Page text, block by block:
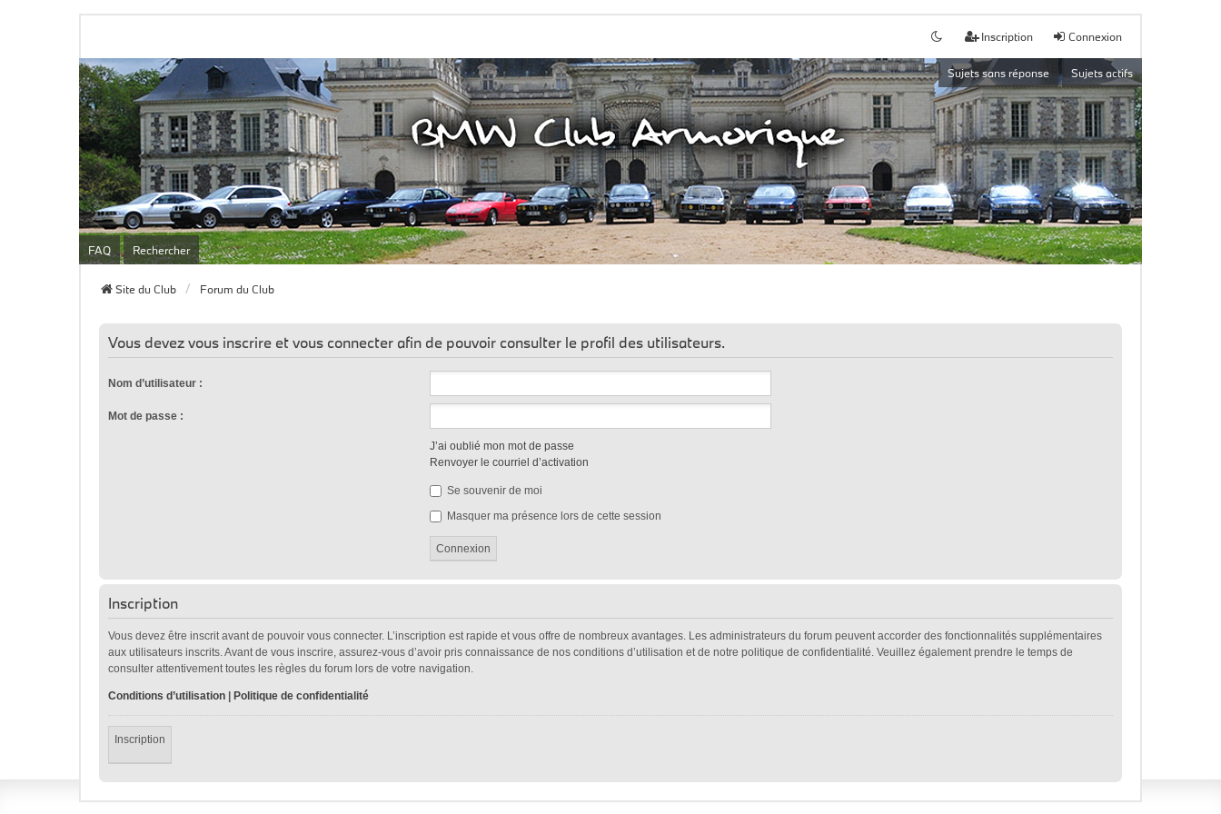
Connexion
Inscription
Sujets sans réponse Sujets actifs
FAQ Rechercher
Site du Club Forum du Club
Vous devez vous inscrire et vous connecter afin de pouvoir consulter le profil des utilisateurs.
Nom d’utilisateur :
Mot de passe :
J’ai oublié mon mot de passe
Renvoyer le courriel d’activation
Se souvenir de moi
Masquer ma présence lors de cette session
Inscription
Vous devez être inscrit avant de pouvoir vous connecter. L’inscription est rapide et vous offre de nombreux avantages. Les administrateurs du forum peuvent accorder des fonctionnalités supplémentaires
aux utilisateurs inscrits. Avant de vous inscrire, assurez-vous d’avoir pris connaissance de nos conditions d’utilisation et de notre politique de confidentialité. Veuillez également prendre le temps de
consulter attentivement toutes les règles du forum lors de votre navigation.
Conditions d’utilisation Politique de confidentialité
Inscription